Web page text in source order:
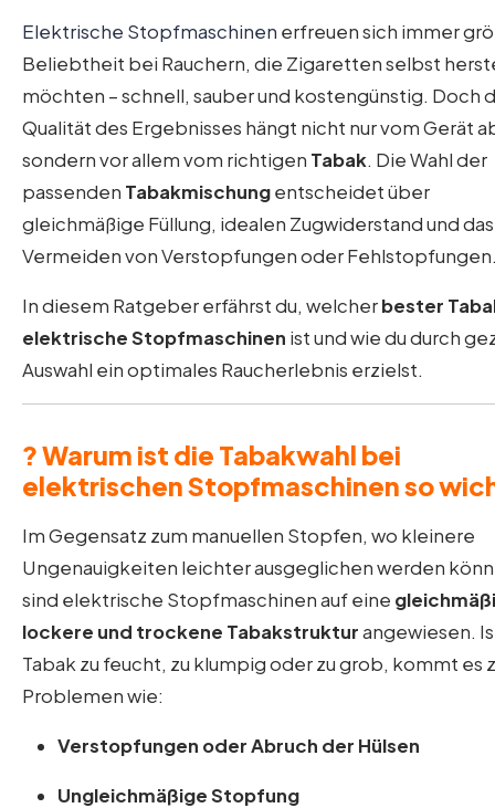
Elektrische Stopfmaschinen erfreuen sich immer
Beliebtheit bei Rauchern, die Zigaretten selbst
möchten – schnell, sauber und kostengünstig. Doch
Qualität des Ergebnisses hängt nicht nur vom Gerät
sondern vor allem vom richtigen Tabak. Die Wahl der
passenden Tabakmischungentscheidet über
gleichmäßige Füllung, idealen Zugwiderstand und das
Vermeiden von Verstopfungen oder
In diesem Ratgeber erfährst du, welcherbester
elektrische Stopfmaschinen ist und wie du durch
Auswahl ein optimales Raucherlebnis erzielst.
? Warum ist die Tabakwahl bei
elektrischen Stopfmaschinen so
Im Gegensatz zum manuellen Stopfen, wo kleinere
Ungenauigkeiten leichter ausgeglichen werden
sind elektrische Stopfmaschinen auf eine
lockere und trockene Tabakstrukturangewiesen.
Tabak zu feucht, zu klumpig oder zu grob, kommt es
Problemen wie:
Verstopfungen oder Abruch der Hülsen
Ungleichmäßige Stopfung